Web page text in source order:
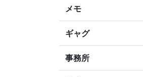
メモ
ギャグ
事務所